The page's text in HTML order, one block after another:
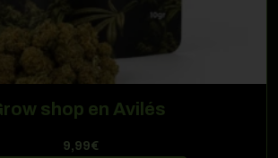
shop en Avilés
9,99€